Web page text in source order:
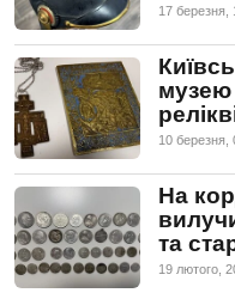
17 березня,
музею
10 березня,
На
та
19 лютого,